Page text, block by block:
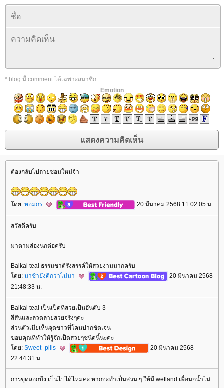
* blog นี้ comment ได้เฉพาะสมาชิก
+ Emotion+
ต้องกลับไปถ่ายซ่อมใหม่จ้า
ดย: หอมกร 20 มีนาคม 2568 11:02:05 น.
สวัสดีครับ
มาตามส่องนกต่อครับ
Baikal teal ธรรมชาติรังสรรค์ให้สวยงามมากครับ
ดย: มาช้ายังดีกว่าไม่มา
20 มีนาคม 2568
21:48:33 น.
Baikal teal เป็นเป็ดที่สวยเป็นอันดับ 3
สีสันและลวดลายสวยจริงๆค่ะ
ส่วนตัวเมียเห็นจุดขาวที่โคนปากชัดเจน
ขอบคุณที่ทำให้รู้จักเป็ดสวยๆชนิดนี้นะคะ
ดย: Sweet_pills
20 มีนาคม 2568
22:44:31 น.
การขุดลอกบึง เป็นไปได้ไหมคะ หากจะทำเป็นส่วน ๆ ให้มี wetland เพื่อนกน้ำไม่